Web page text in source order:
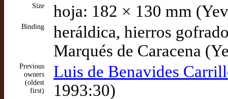
Size hoja: 182 × 130 mm
Binding
heráldica, hierros
Marqués de Caracena
Previous
owners
(oldest
first)
Luis de Benavides
1993:30)